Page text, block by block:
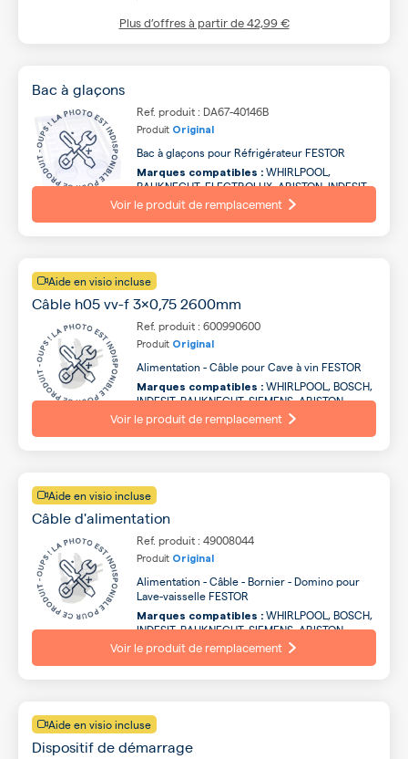
Plus d’offres à partir de42,99 €
Bac à glaçons
Ref. produit : DA67-40146B
Produit Original
Bac à glaçons pour Réfrigérateur FESTOR
Marques compatibles : WHIRLPOOL,
BAUKNECHT, ELECTROLUX, ARISTON, INDESIT,
AEG, IGNIS, HOTPOINT ARISTON, FAURE,
ARTHUR MARTIN ...
Voir le produit de remplacement
Aide en visio incluse
Câble h05 vv-f 3x0,75 2600mm
Ref. produit : 600990600
Produit Original
Alimentation - Câble pour Cave à vin FESTOR
Marques compatibles : WHIRLPOOL, BOSCH,
INDESIT, BAUKNECHT, SIEMENS, ARISTON,
HOTPOINT ARISTON, BRANDT, ELECTROLUX,
FAGOR ...
Voir le produit de remplacement
Aide en visio incluse
Câble d'alimentation
Ref. produit : 49008044
Produit Original
Alimentation - Câble - Bornier - Domino pour
Lave-vaisselle FESTOR
Marques compatibles : WHIRLPOOL, BOSCH,
INDESIT, BAUKNECHT, SIEMENS, ARISTON,
HOTPOINT ARISTON, BRANDT, FAGOR,
ELECTROLUX ...
Voir le produit de remplacement
Aide en visio incluse
Dispositif de démarrage